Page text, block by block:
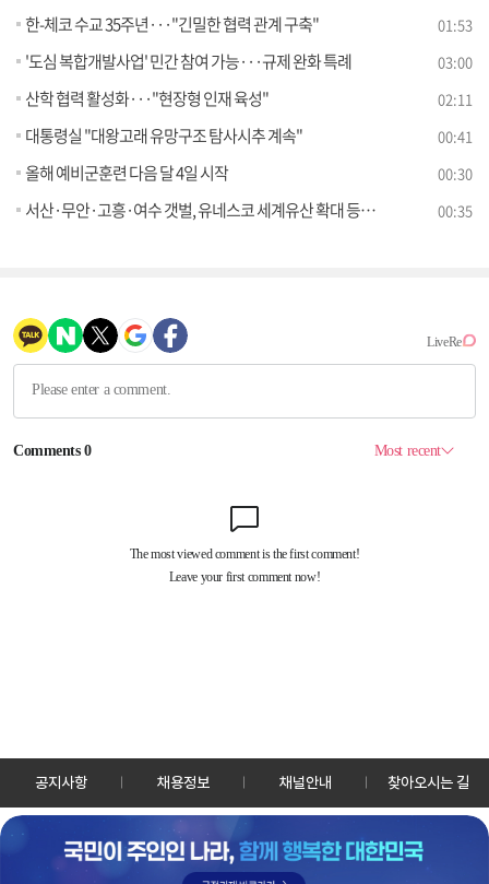
한-체코 수교 35주년···"긴밀한 협력 관계 구축" 01:53
'도심 복합개발사업' 민간 참여 가능···규제 완화 특례 03:00
산학 협력 활성화···"현장형 인재 육성" 02:11
대통령실 "대왕고래 유망구조 탐사시추 계속" 00:41
올해 예비군훈련 다음 달 4일 시작 00:30
서산·무안·고흥·여수 갯벌, 유네스코 세계유산 확대 등재 도전 00:35
공지사항 채용정보 채널안내 찾아오시는 길
30128 세종특별자치시 정부2청사로 13 한국정책방송원 KTV
TEL: 044-204-8000
Copyrightⓒ KTV 국민방송 All Rights Reserved.